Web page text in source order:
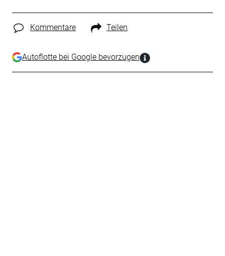
Kommentare Teilen
Autoflotte bei Google bevorzugen